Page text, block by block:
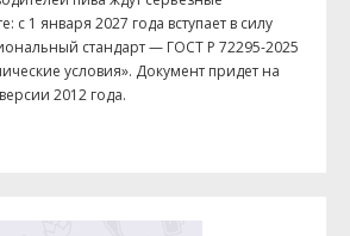
с 1 января 2027 года вступает в силу
стандарт — ГОСТ Р 72295-2025
условия». Документ придет на
2012 года.